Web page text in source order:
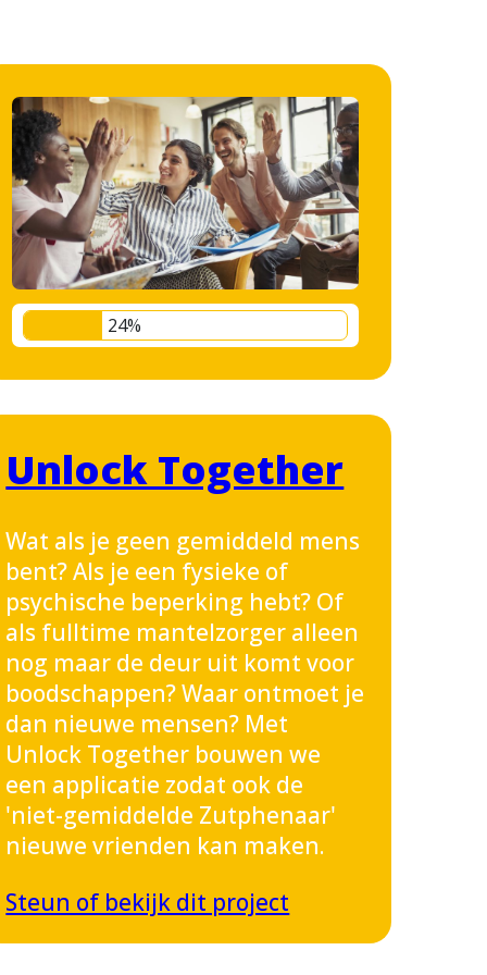
24%
Unlock Together
Wat als je geen gemiddeld mens
bent? Als je een fysieke of
psychische beperking hebt? Of
als fulltime mantelzorger alleen
nog maar de deur uit komt voor
boodschappen? Waar ontmoet je
dan nieuwe mensen? Met
Unlock Together bouwen we
een applicatie zodat ook de
'niet-gemiddelde Zutphenaar'
nieuwe vrienden kan maken.
Steun of bekijk dit project